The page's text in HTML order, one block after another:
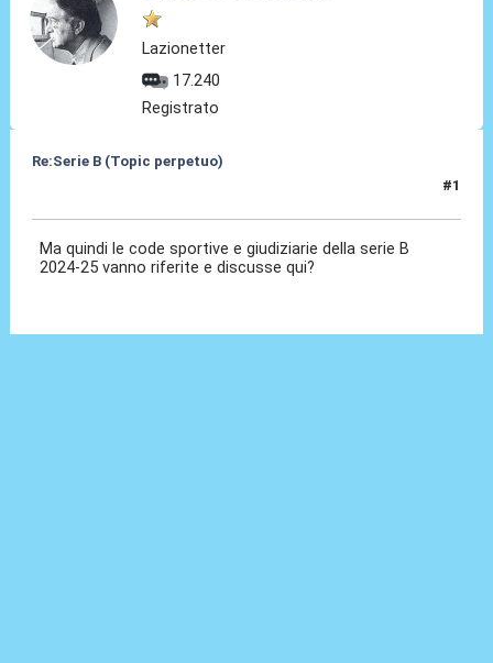
Lazionetter
17.240
Registrato
Re:Serie B (Topic perpetuo)
#1
Ma quindi le code sportive e giudiziarie della serie B
2024-25 vanno riferite e discusse qui?